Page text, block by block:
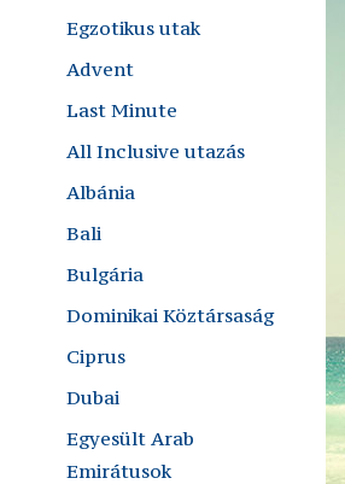
Egzotikus utak
Advent
Last Minute
All Inclusive utazás
Albánia
Bali
Bulgária
Dominikai Köztársaság
Ciprus
Dubai
Egyesült Arab
Emirátusok